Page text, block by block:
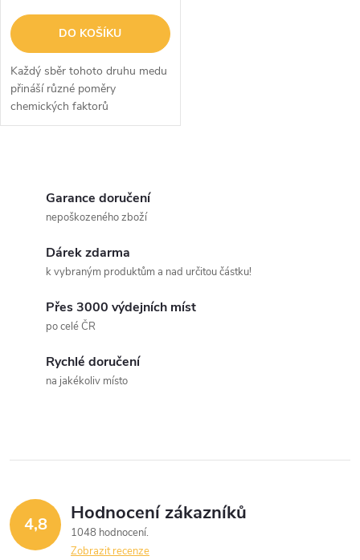
DO KOŠÍKU
Každý sběr tohoto druhu medu
přináší různé poměry
chemických faktorů
ovlivňujících jeho zdraví
r
v
k
Garance doručení
nepoškozeného zboží
Dárek zdarma
k vybraným produktům a nad určitou částku!
Přes 3000 výdejních míst
po celé ČR
Rychlé doručení
na jakékoliv místo
4,8 Hodnocení zákazníků
1048 hodnocení
Zobrazit recenze